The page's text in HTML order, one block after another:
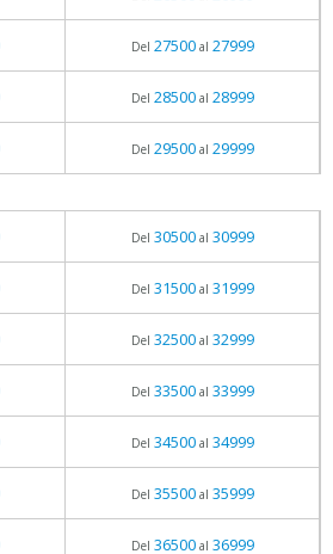
Del 27500al 27999
Del 28500al 28999
Del 29500al 29999
Del 30500al 30999
Del 31500al 31999
Del 32500al 32999
Del 33500al 33999
Del 34500al 34999
Del 35500al 35999
Del 36500al 36999